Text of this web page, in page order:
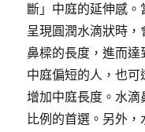
斷」中庭的延伸感
呈現圓潤水滴狀時
鼻樑的長度，進而
中庭偏短的人，也
增加中庭長度。水
比例的首選。另外